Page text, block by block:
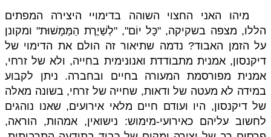
מיהו האני החצוי השוהה בדימויי היצירה המפתים
הללו, מצפה בשקיקה, "כָּל יוֹם", "לְשַׁיֶרֶת הַמַּמָשׁוּת" ומקונן
על הזמן האבוד? נדמה שתיאור זה הולם את הדימוי של
דיקנסון, אמנית מתבודדת ואנונימית בחייה, ולא של זרחי,
אמנית מפורסמת המעורה בחיים ובחברה. ניתן לקבוע
במידה לא מעטה של ודאות, שחייה של זרחי, בשונה מאלה
של דיקנסון, היו ועודם חיים מלאי אירועים, שאנו נוהגים
לחשוב עליהם כאירועי-מימוש: נישואין, אמהות, הוראה,